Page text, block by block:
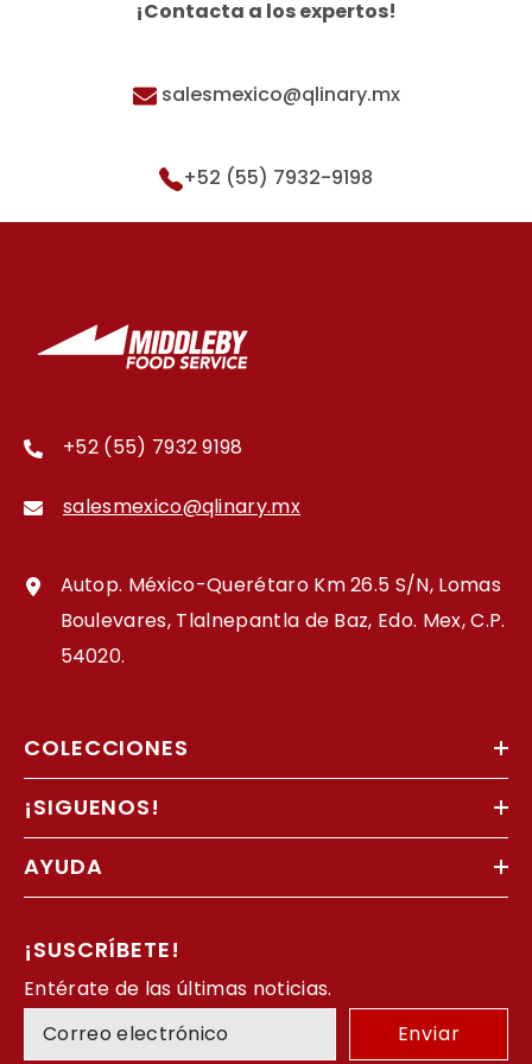
¡Contacta a los expertos!
salesmexico@qlinary.mx
+52 (55) 7932-9198
+52 (55) 7932 9198
salesmexico@qlinary.mx
Autop. México-Querétaro Km 26.5 S/N, Lomas
Boulevares, Tlalnepantla de Baz, Edo. Mex, C.P.
54020.
COLECCIONES
¡SIGUENOS!
AYUDA
¡SUSCRÍBETE!
Entérate de las últimas noticias.
Enviar